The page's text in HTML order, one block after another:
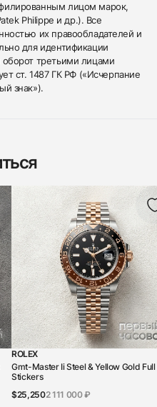
лицом марок,
Philippe и др.). Все
их правообладателей и
для идентификации
третьими лицами
ст. 1487 ГК РФ («Исчерпание
знак»).
ROLEX
Gmt-Master Ii Steel & Yellow Gold Full
Stickers
$25,2502 111 000 ₽